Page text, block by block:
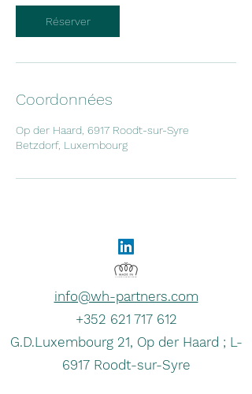
Réserver
Coordonnées
Op der Haard, 6917 Roodt-sur-Syre
Betzdorf, Luxembourg
info@wh-partners.com
+352 621 717 612
G.D.Luxembourg 21, Op der Haard ; L-
6917 Roodt-sur-Syre